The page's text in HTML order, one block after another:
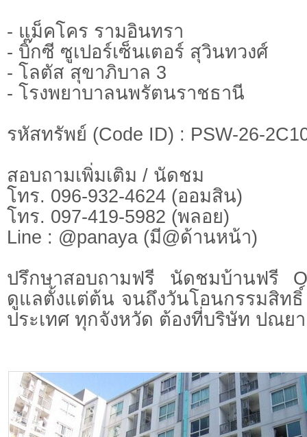
- แม็คโคร รามอินทรา
- บิ๊กซี ซูเปอร์เซ็นเตอร์ สุวินทวงศ์
- โลตัส สุขาภิบาล 3
- โรงพยาบาลนพรัตนราชธานี
รหัสทรัพย์ (Code ID) : PSW-26-
สอบถามเพิ่มเติม / นัดชม
โทร. 096-932-4624 (ออมสิน)
โทร. 097-419-5982 (พลอย)
Line : @panaya (มี@ด้านหน้า)
ปรึกษาสอบถามฟรี นัดชมบ้านฟรี
ดูแลตั้งแต่ต้น จนถึงวันโอนกรรมสิท
ประเทศ ทุกจังหวัด ต้องที่บริษัท ปณย